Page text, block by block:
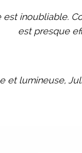
inoubliable.
est presque
et lumineuse,